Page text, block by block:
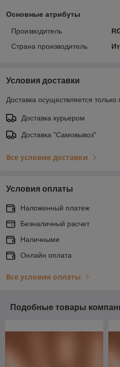
Основные атрибуты
Производитель
Страна производитель
Условия доставки
Доставка осуществляется только
Доставка курьером
Доставка "Самовывоз"
Все условия доставки
Условия оплаты
Наложенный платеж
Безналичный расчет
Наличными
Онлайн оплата
Все условия оплаты
Подобные товары